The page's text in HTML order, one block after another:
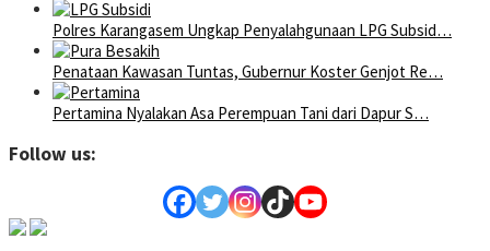
Polres Karangasem Ungkap Penyalahgunaan LPG Subsid…
Penataan Kawasan Tuntas, Gubernur Koster Genjot Re…
Pertamina Nyalakan Asa Perempuan Tani dari Dapur S…
Follow us: